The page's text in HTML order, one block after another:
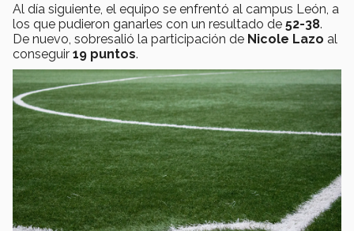
Al día siguiente, el equipo se enfrentó al campus León, a
los que pudieron ganarles con un resultado de 52-38.
De nuevo, sobresalió la participación de Nicole Lazo al
conseguir 19 puntos.